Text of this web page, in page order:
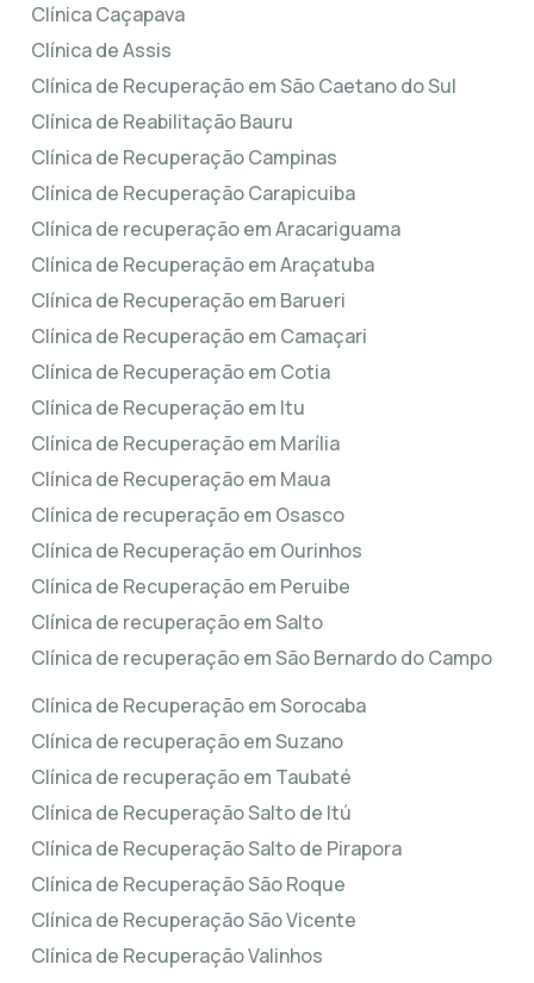
Clínica Caçapava
Clínica de Assis
Clínica de Recuperação em São Caetano do Sul
Clínica de Reabilitação Bauru
Clínica de Recuperação Campinas
Clínica de Recuperação Carapicuiba
Clínica de recuperação em Aracariguama
Clínica de Recuperação em Araçatuba
Clínica de Recuperação em Barueri
Clínica de Recuperação em Camaçari
Clínica de Recuperação em Cotia
Clínica de Recuperação em Itu
Clínica de Recuperação em Marília
Clínica de Recuperação em Maua
Clínica de recuperação em Osasco
Clínica de Recuperação em Ourinhos
Clínica de Recuperação em Peruibe
Clínica de recuperação em Salto
Clínica de recuperação em São Bernardo do Campo
Clínica de Recuperação em Sorocaba
Clínica de recuperação em Suzano
Clínica de recuperação em Taubaté
Clínica de Recuperação Salto de Itú
Clínica de Recuperação Salto de Pirapora
Clínica de Recuperação São Roque
Clínica de Recuperação São Vicente
Clínica de Recuperação Valinhos